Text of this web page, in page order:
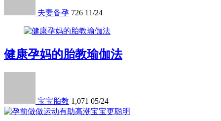
夫妻备孕 726 11/24
健康孕妈的胎教瑜伽法
宝宝胎教 1,071 05/24